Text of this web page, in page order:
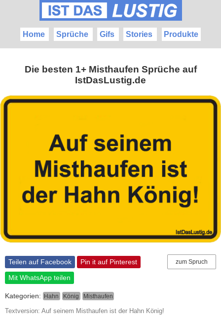
Home Sprüche Gifs Stories Produkte
Die besten 1+ Misthaufen Sprüche auf
IstDasLustig.de
zum Spruch
Teilen auf Facebook
Pin it auf Pinterest
Mit WhatsApp teilen
Kategorien: Hahn König Misthaufen
Textversion: Auf seinem Misthaufen ist der Hahn König!